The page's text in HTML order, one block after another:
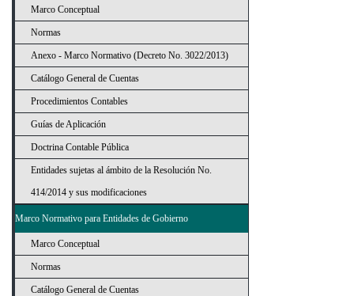
Marco Conceptual
Normas
Anexo - Marco Normativo (Decreto No. 3022/2013)
Catálogo General de Cuentas
Procedimientos Contables
Guías de Aplicación
Doctrina Contable Pública
Entidades sujetas al ámbito de la Resolución No.
414/2014 y sus modificaciones
Marco Normativo para Entidades de Gobierno
Marco Conceptual
Normas
Catálogo General de Cuentas